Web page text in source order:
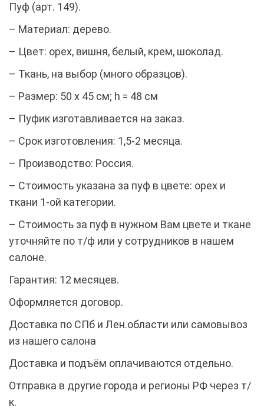
Пуф (арт. 149).
– Материал: дерево.
– Цвет: орех, вишня, белый, крем, шоколад.
– Ткань, на выбор (много образцов).
– Размер: 50 х 45 см; h = 48 см
– Пуфик изготавливается на заказ.
– Срок изготовления: 1,5-2 месяца.
– Производство: Россия.
– Стоимость указана за пуф в цвете: орех и
ткани 1-ой категории.
– Стоимость за пуф в нужном Вам цвете и ткане
уточняйте по т/ф или у сотрудников в нашем
салоне.
Гарантия: 12 месяцев.
Оформляется договор.
Доставка по СПб и Лен.области или самовывоз
из нашего салона
Доставка и подъём оплачиваются отдельно.
Отправка в другие города и регионы РФ через т/
к.